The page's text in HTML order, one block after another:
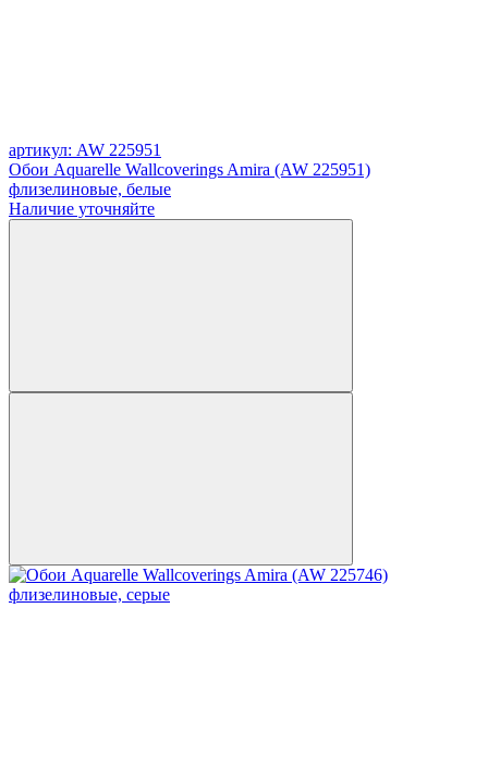
артикул: AW 225951
Обои Aquarelle Wallcoverings Amira (AW 225951)
флизелиновые, белые
Наличие уточняйте